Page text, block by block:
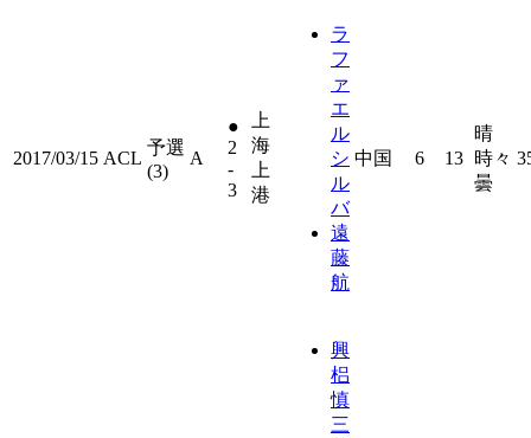
2017/03/15 ACL
予選
(3)
A
●
2
-
3
上
海
上
港
ラ
フ
ァ
エ
ル
シ
ル
バ
遠
藤
航
中国 6 13
晴
時々
曇
興
梠
慎
三